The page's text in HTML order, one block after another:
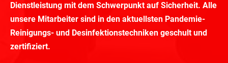
Dienstleistung mit dem Schwerpunkt auf Sicherheit. Alle
unsere Mitarbeiter sind in den aktuellsten Pandemie-
Reinigungs- und Desinfektionstechniken geschult und
zertifiziert.